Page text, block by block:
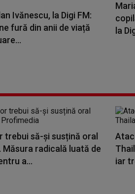
Ivănescu, la Digi FM:
fură din anii de viață
la
trebui să-și susțină oral
Măsura radicală luată de
a...
iar